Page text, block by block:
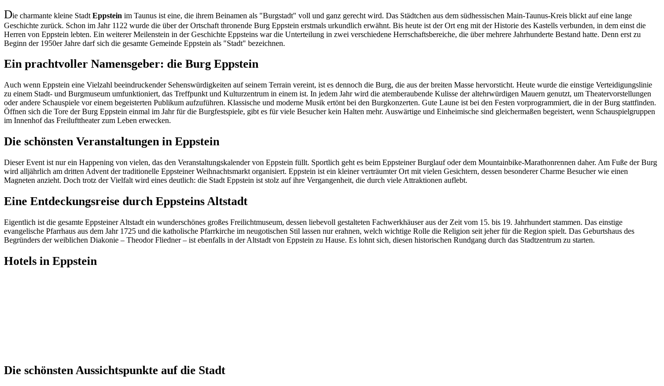
Die charmante kleine Stadt Eppstein im Taunus ist eine, die ihrem Beinamen als "Burgstadt" voll und ganz gerecht wird. Das Städtchen aus dem südhessischen Main-Taunus-Kreis blickt auf eine lange
Geschichte zurück. Schon im Jahr 1122 wurde die über der Ortschaft thronende Burg Eppstein erstmals urkundlich erwähnt. Bis heute ist der Ort eng mit der Historie des Kastells verbunden, in dem einst die
Herren von Eppstein lebten. Ein weiterer Meilenstein in der Geschichte Eppsteins war die Unterteilung in zwei verschiedene Herrschaftsbereiche, die über mehrere Jahrhunderte Bestand hatte. Denn erst zu
Beginn der 1950er Jahre darf sich die gesamte Gemeinde Eppstein als "Stadt" bezeichnen.
Ein prachtvoller Namensgeber: die Burg Eppstein
Auch wenn Eppstein eine Vielzahl beeindruckender Sehenswürdigkeiten auf seinem Terrain vereint, ist es dennoch die Burg, die aus der breiten Masse hervorsticht. Heute wurde die einstige Verteidigungslinie
zu einem Stadt- und Burgmuseum umfunktioniert, das Treffpunkt und Kulturzentrum in einem ist. In jedem Jahr wird die atemberaubende Kulisse der altehrwürdigen Mauern genutzt, um Theatervorstellungen
oder andere Schauspiele vor einem begeisterten Publikum aufzuführen. Klassische und moderne Musik ertönt bei den Burgkonzerten. Gute Laune ist bei den Festen vorprogrammiert, die in der Burg stattfinden.
Öffnen sich die Tore der Burg Eppstein einmal im Jahr für die Burgfestspiele, gibt es für viele Besucher kein Halten mehr. Auswärtige und Einheimische sind gleichermaßen begeistert, wenn Schauspielgruppen
im Innenhof das Freilufttheater zum Leben erwecken.
Die schönsten Veranstaltungen in Eppstein
Dieser Event ist nur ein Happening von vielen, das den Veranstaltungskalender von Eppstein füllt. Sportlich geht es beim Eppsteiner Burglauf oder dem Mountainbike-Marathonrennen daher. Am Fuße der Burg
wird alljährlich am dritten Advent der traditionelle Eppsteiner Weihnachtsmarkt organisiert. Eppstein ist ein kleiner verträumter Ort mit vielen Gesichtern, dessen besonderer Charme Besucher wie einen
Magneten anzieht. Doch trotz der Vielfalt wird eines deutlich: die Stadt Eppstein ist stolz auf ihre Vergangenheit, die durch viele Attraktionen auflebt.
Eine Entdeckungsreise durch Eppsteins Altstadt
Eigentlich ist die gesamte Eppsteiner Altstadt ein wunderschönes großes Freilichtmuseum, dessen liebevoll gestalteten Fachwerkhäuser aus der Zeit vom 15. bis 19. Jahrhundert stammen. Das einstige
evangelische Pfarrhaus aus dem Jahr 1725 und die katholische Pfarrkirche im neugotischen Stil lassen nur erahnen, welch wichtige Rolle die Religion seit jeher für die Region spielt. Das Geburtshaus des
Begründers der weiblichen Diakonie – Theodor Fliedner – ist ebenfalls in der Altstadt von Eppstein zu Hause. Es lohnt sich, diesen historischen Rundgang durch das Stadtzentrum zu starten.
Hotels in Eppstein
Die schönsten Aussichtspunkte auf die Stadt